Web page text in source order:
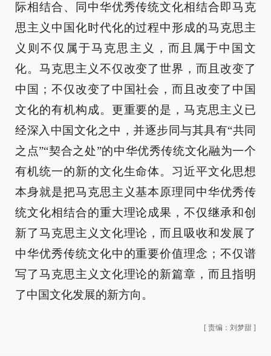
际相结合、同中华优秀传统文化相结合即马克
思主义中国化时代化的过程中形成的马克思主
义则不仅属于马克思主义，而且属于中国文
化。马克思主义不仅改变了世界，而且改变了
中国；不仅改变了中国社会，而且改变了中国
文化的有机构成。更重要的是，马克思主义已
经深入中国文化之中，并逐步同与其具有“共同
之点”“契合之处”的中华优秀传统文化融为一个
有机统一的新的文化生命体。习近平文化思想
本身就是把马克思主义基本原理同中华优秀传
统文化相结合的重大理论成果，不仅继承和创
新了马克思主义文化理论，而且吸收和发展了
中华优秀传统文化中的重要价值理念；不仅谱
写了马克思主义文化理论的新篇章，而且指明
了中国文化发展的新方向。
[ 责编：刘梦甜 ]